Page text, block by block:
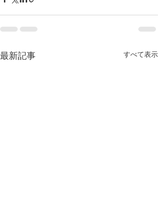
最新記事 すべて表示